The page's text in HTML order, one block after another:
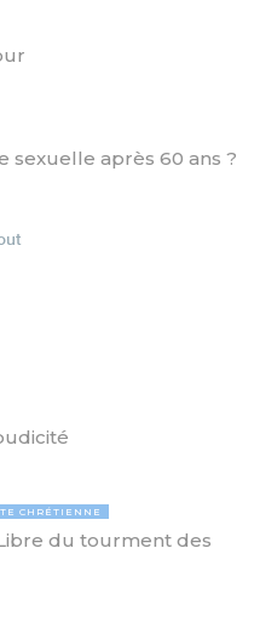
sexuelle après 60 ans ?
CHRÉTIENNE
du tourment des